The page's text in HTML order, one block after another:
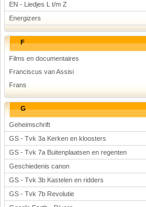
EN - Liedjes L t/m Z
Energizers
F
Films en documentaires
Franciscus van Assisi
Frans
G
Geheimschrift
GS - Tvk 3a Kerken en kloosters
GS - Tvk 7a Buitenplaatsen en regenten
Geschiedenis canon
GS - Tvk 3b Kastelen en ridders
GS - Tvk 7b Revolutie